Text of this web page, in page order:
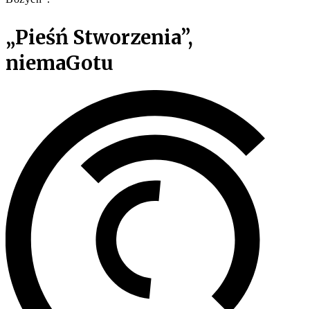
„Pieśń Stworzenia”,
niemaGotu